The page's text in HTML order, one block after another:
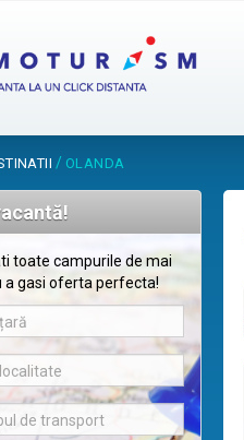
/ OLANDA
toate campurile de mai
a gasi oferta perfecta!
de transport